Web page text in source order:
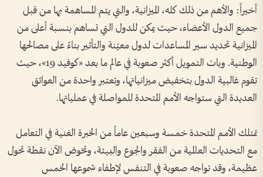
أخيراً: والأهم من ذلك كله، الميزانية، والتي يتم المساهمة بها من قبل
جميع الدول الأعضاء، حيث يمكن للدول التي تساهم بنسبة أعلى من
الميزانية تحديد سير المساعدات لدول معيّنة والتأثير بناءً على مصالحها
الوطنية. وبات التمويل أكثر صعوبة في عالم ما بعد «كوفيد 19»، حيث
تقوم غالبية الدول بتخفيض ميزانياتها، وتعتبر واحدة من العوائق
العديدة التي ستواجه الأمم المتحدة للمواصلة في عملياتها.
تمتلك الأمم المتحدة خمسة وسبعين عاماً من الخبرة الغنية في التعامل
مع التحديات العالمية من الفقر والجوع والبيئة، وتخوض الآن نقطة تحول
عظيمة، وقد تواجه صعوبة في التنفس لإطفاء شموعها الخمس